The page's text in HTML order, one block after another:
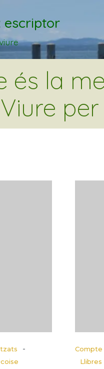
escriptor
és la
Viure per
- Compte